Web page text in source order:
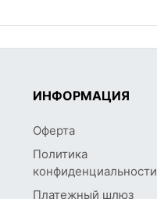
ИНФОРМАЦИЯ
Оферта
Политика
конфиденциальности
Платежный шлюз